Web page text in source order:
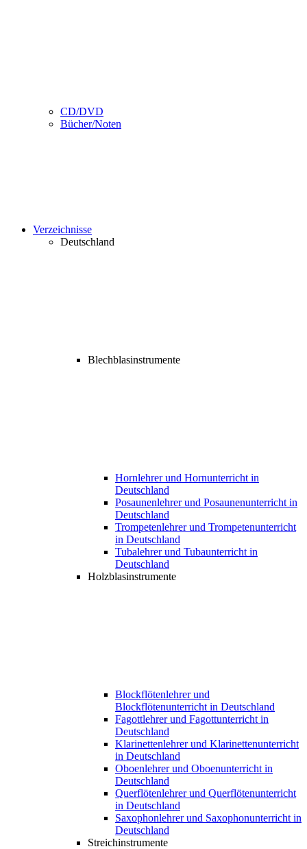
CD/DVD
Bücher/Noten
Verzeichnisse
Deutschland
Blechblasinstrumente
Hornlehrer und Hornunterricht in
Deutschland
Posaunenlehrer und Posaunenunterricht in
Deutschland
Trompetenlehrer und Trompetenunterricht
in Deutschland
Tubalehrer und Tubaunterricht in
Deutschland
Holzblasinstrumente
Blockflötenlehrer und
Blockflötenunterricht in Deutschland
Fagottlehrer und Fagottunterricht in
Deutschland
Klarinettenlehrer und Klarinettenunterricht
in Deutschland
Oboenlehrer und Oboenunterricht in
Deutschland
Querflötenlehrer und Querflötenunterricht
in Deutschland
Saxophonlehrer und Saxophonunterricht in
Deutschland
Streichinstrumente